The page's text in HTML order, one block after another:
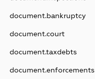
document.bankruptcy
document.court
document.taxdebts
document.enforcements